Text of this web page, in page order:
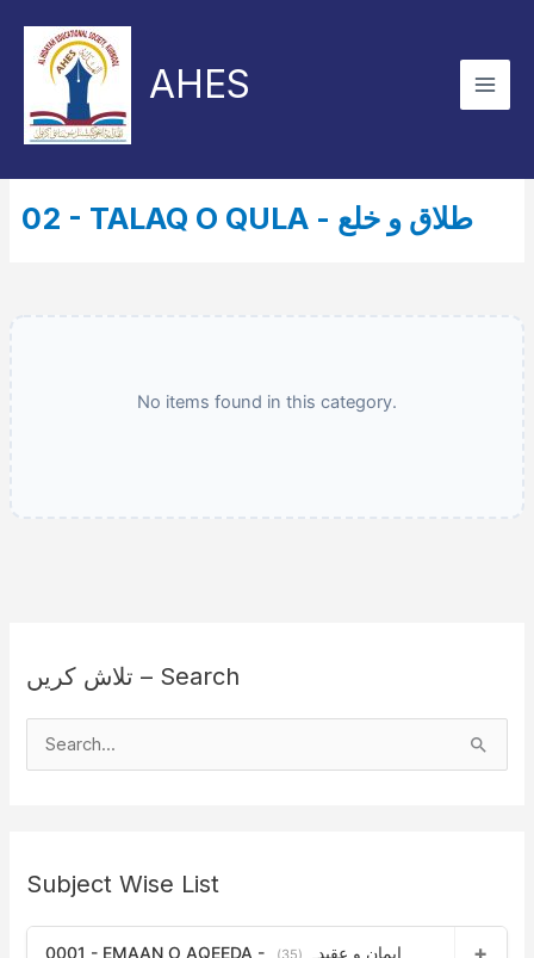
content
AHES
02 - TALAQ O QULA - طلاق و خلع
No items found in this category.
تلاش کریں – Search
c
h
Subject Wise List
0001 - EMAAN O AQEEDA - ایمان و عقیدہ